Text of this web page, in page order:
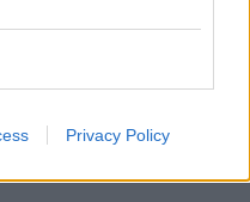
Privacy Policy
λόγω πανεκπαιδευτικού